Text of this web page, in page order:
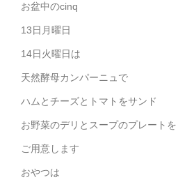
お盆中のcinq
13日月曜日
14日火曜日は
天然酵母カンパーニュで
ハムとチーズとトマトをサンド
お野菜のデリとスープのプレートを
ご用意します
おやつは